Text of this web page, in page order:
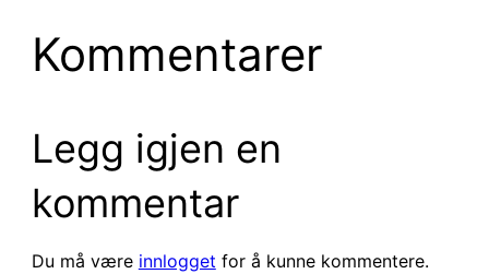
Kommentarer
Legg igjen en
kommentar
Du må være innlogget for å kunne kommentere.